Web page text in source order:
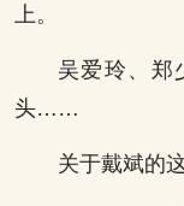
上。
吴爱玲、郑
头……
关于戴斌的